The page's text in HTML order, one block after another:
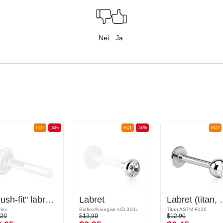
Nei Ja
-50%
HOT
"Push-fit" labret-pinne uten gjenge (bioflex, forskjellige farger)
-50%
HOT
Labret
Bioflex/Kirurgisk stål 316L
$13,90
HOT
Labret
Titan ASTM F136
$12,90